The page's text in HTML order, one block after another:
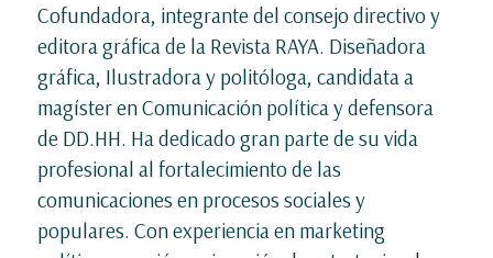
Cofundadora, integrante del consejo directivo y
editora gráfica de la Revista RAYA. Diseñadora
gráfica, Ilustradora y politóloga, candidata a
magíster en Comunicación política y defensora
de DD.HH. Ha dedicado gran parte de su vida
profesional al fortalecimiento de las
comunicaciones en procesos sociales y
populares. Con experiencia en marketing